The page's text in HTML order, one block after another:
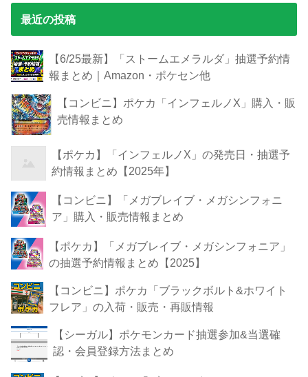
最近の投稿
【6/25最新】「ストームエメラルダ」抽選予約情
報まとめ｜Amazon・ポケセン他
【コンビニ】ポケカ「インフェルノX」購入・販
売情報まとめ
【ポケカ】「インフェルノX」の発売日・抽選予
約情報まとめ【2025年】
【コンビニ】「メガブレイブ・メガシンフォニ
ア」購入・販売情報まとめ
【ポケカ】「メガブレイブ・メガシンフォニア」
の抽選予約情報まとめ【2025】
【コンビニ】ポケカ「ブラックボルト&ホワイト
フレア」の入荷・販売・再販情報
【シーガル】ポケモンカード抽選参加&当選確
認・会員登録方法まとめ